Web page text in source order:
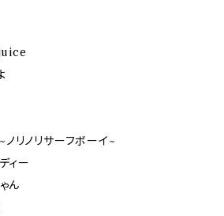
リノリサーフボーイ~
ィー
ん